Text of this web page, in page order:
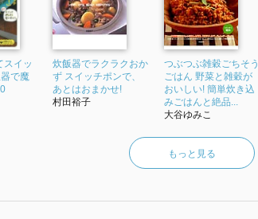
スイッ
で魔
炊飯器でラクラクおか
ず スイッチポンで、
あとはおまかせ!
村田裕子
つぶつぶ雑穀ごちそう
ごはん 野菜と雑穀が
おいしい! 簡単炊き込
みごはんと絶品...
大谷ゆみこ
もっと見る